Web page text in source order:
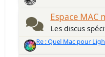
Espace MAC
Les discus
Re : Quel Mac pour